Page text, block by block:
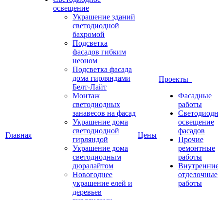
Главная
освещение
Украшение зданий
светодиодной
бахромой
Подсветка
фасадов гибким
неоном
Подсветка фасада
дома гирляндами
Белт-Лайт
Монтаж
светодиодных
занавесов на фасад
Украшение дома
светодиодной
гирляндой
Украшение дома
светодиодным
дюралайтом
Новогоднее
украшение елей и
деревьев
Цены
Проекты
Фасадные
работы
освещение
фасадов
Прочие
ремонтные
работы
отделочные
работы